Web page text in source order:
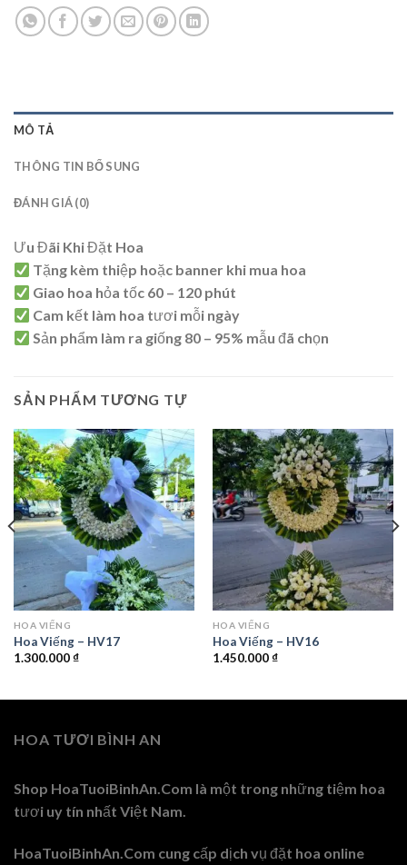
MÔ TẢ
THÔNG TIN BỔ SUNG
ĐÁNH GIÁ (0)
Ưu Đãi Khi Đặt Hoa
Tặng kèm thiệp hoặc banner khi mua hoa
Giao hoa hỏa tốc 60 – 120 phút
Cam kết làm hoa tươi mỗi ngày
Sản phẩm làm ra giống 80 – 95% mẫu đã chọn
SẢN PHẨM TƯƠNG TỰ
HOA VIẾNG
Hoa Viếng – HV17
1.300.000₫
HOA VIẾNG
Hoa Viếng – HV16
1.450.000₫
HOA TƯƠI BÌNH AN
Shop HoaTuoiBinhAn.Com là một trong những tiệm hoa
tươi uy tín nhất Việt Nam.
HoaTuoiBinhAn.Com cung cấp dịch vụ đặt hoa online